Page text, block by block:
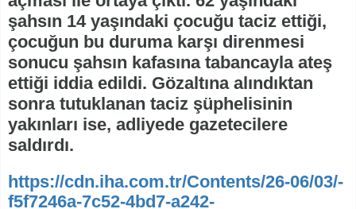
şahsın 14 yaşındaki çocuğu taciz ettiği,
çocuğun bu duruma karşı direnmesi
sonucu şahsın kafasına tabancayla ateş
ettiği iddia edildi. Gözaltına alındıktan
sonra tutuklanan taciz şüphelisinin
yakınları ise, adliyede gazetecilere
saldırdı.
https://cdn.iha.com.tr/Contents/26-06/03/-
f5f7246a-7c52-4bd7-a242-